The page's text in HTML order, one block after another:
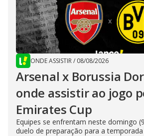
ONDE ASSISTIR/ 08/08/2026
Arsenal x Borussia
onde assistir ao jogo
Emirates Cup
Equipes se enfrentam neste domingo
duelo de preparação para a